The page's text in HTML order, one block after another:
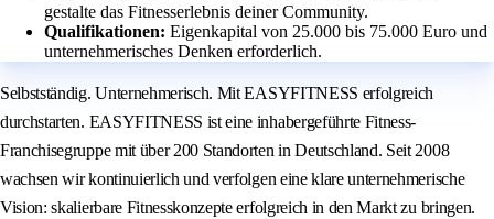
gestalte das Fitnesserlebnis deiner Community.
Qualifikationen: Eigenkapital von 25.000 bis 75.000 Euro und
unternehmerisches Denken erforderlich.
Selbstständig. Unternehmerisch. Mit EASYFITNESS erfolgreich
durchstarten. EASYFITNESS ist eine inhabergeführte Fitness-
Franchisegruppe mit über 200 Standorten in Deutschland. Seit 2008
wachsen wir kontinuierlich und verfolgen eine klare unternehmerische
Vision: skalierbare Fitnesskonzepte erfolgreich in den Markt zu bringen.